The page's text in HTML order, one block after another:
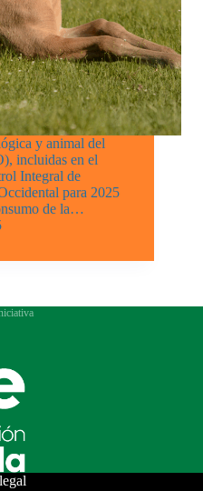
y animal del
incluidas en el
Integral de
para 2025
de la…